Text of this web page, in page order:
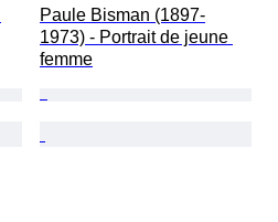
Paule Bisman (1897-
1973) - Portrait de jeune
femme